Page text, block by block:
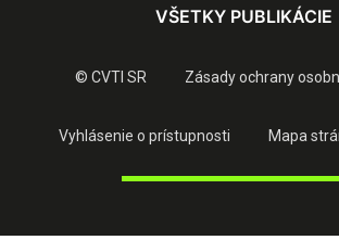
VŠETKY PUBLIKÁCIE
© CVTI SR Zásady ochrany
Vyhlásenie o prístupnosti Mapa